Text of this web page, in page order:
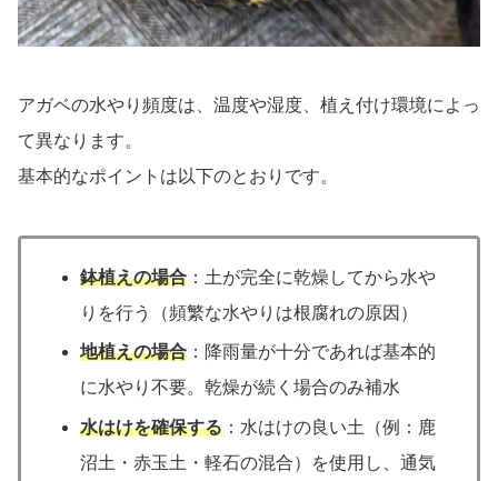
アガベの水やり頻度は、温度や湿度、植え付け環境によっ
て異なります。
基本的なポイントは以下のとおりです。
鉢植えの場合 ：土が完全に乾燥してから水や
りを行う（頻繁な水やりは根腐れの原因）
地植えの場合 ：降雨量が十分であれば基本的
に水やり不要。乾燥が続く場合のみ補水
水はけを確保する ：水はけの良い土（例：鹿
沼土・赤玉土・軽石の混合）を使用し、通気